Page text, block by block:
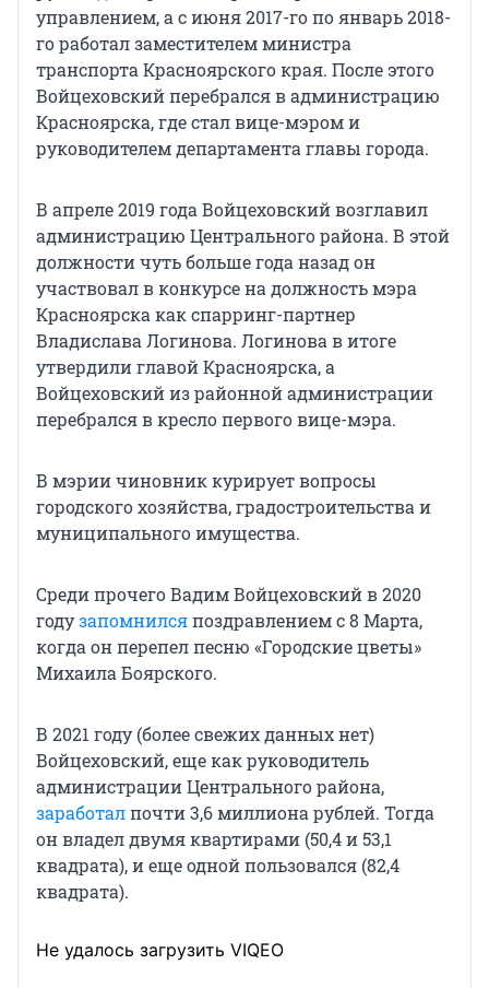
управлением, а с июня 2017-го по январь 2018-
го работал заместителем министра
транспорта Красноярского края. После этого
Войцеховский перебрался в администрацию
Красноярска, где стал вице-мэром и
руководителем департамента главы города.
В апреле 2019 года Войцеховский возглавил
администрацию Центрального района. В этой
должности чуть больше года назад он
участвовал в конкурсе на должность мэра
Красноярска как спарринг-партнер
Владислава Логинова. Логинова в итоге
утвердили главой Красноярска, а
Войцеховский из районной администрации
перебрался в кресло первого вице-мэра.
В мэрии чиновник курирует вопросы
городского хозяйства, градостроительства и
муниципального имущества.
Среди прочего Вадим Войцеховский в 2020
годузапомнилсяпоздравлением с 8 Марта,
когда он перепел песню «Городские цветы»
Михаила Боярского.
В 2021 году (более свежих данных нет)
Войцеховский, еще как руководитель
администрации Центрального района,
заработалпочти 3,6 миллиона рублей. Тогда
он владел двумя квартирами (50,4 и 53,1
квадрата), и еще одной пользовался (82,4
квадрата).
Не удалось загрузить VIQEO